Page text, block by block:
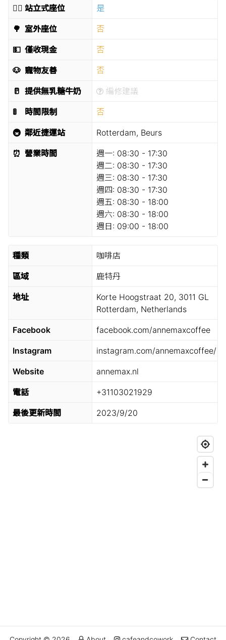
🧍‍♂️ 站立式座位 是
🌳 室外座位 否
💵 僅收現金 否
🐶 寵物友善 否
🥛 提供無乳糖牛奶 編修建議
🚦 時間限制 否
🚇 鄰近捷運站 Rotterdam, Beurs
⏰ 營業時間 週一: 08:30 - 17:30
週二: 08:30 - 17:30
週三: 08:30 - 17:30
週四: 08:30 - 17:30
週五: 08:30 - 18:00
週六: 08:30 - 18:00
週日: 09:00 - 18:00
種類 咖啡店
區域 鹿特丹
地址
Korte Hoogstraat 20, 3011 GL
Rotterdam, Netherlands
Facebook facebook.com/annemaxcoffee
Instagram instagram.com/annemaxcoffee/
Website annemax.nl
電話 +31103021929
最後更新時間 2023/9/20